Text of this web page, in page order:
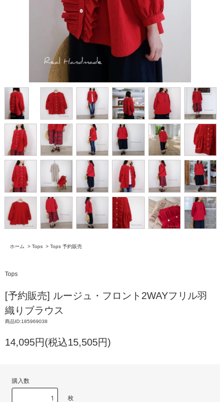
ホーム > Tops > Tops 予約販売
Tops
[予約販売] ルージュ・フロント2WAYフリル羽
織りブラウス
商品ID:185969038
14,095円(税込15,505円)
購入数
枚